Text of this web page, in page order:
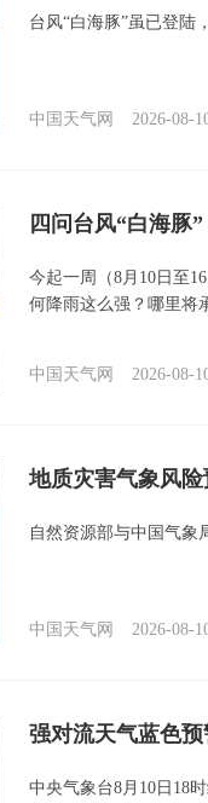
台风“白海豚”虽已登陆
中国天气网 2026-08-
四问台风“白海豚
今起一周（8月10日至
何降雨这么强？哪里将
中国天气网 2026-08-
地质灾害气象风
自然资源部与中国气象
中国天气网 2026-08-
强对流天气蓝色
中央气象台8月10日18